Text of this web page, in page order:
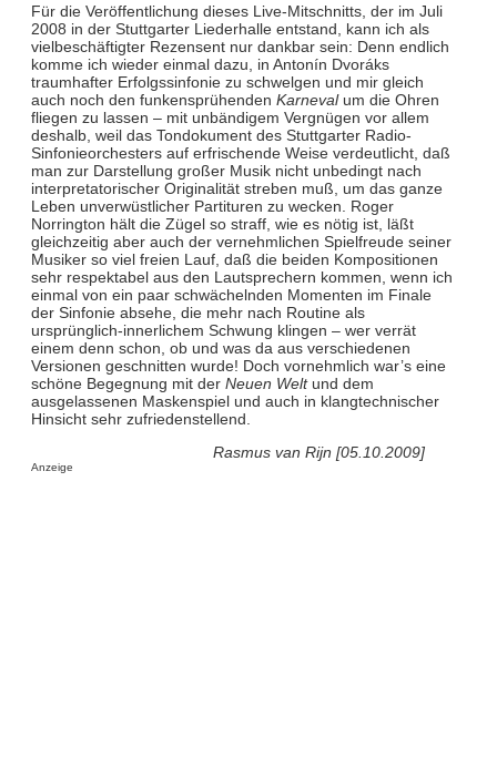
Für die Veröffentlichung dieses Live-Mitschnitts, der im Juli
2008 in der Stuttgarter Liederhalle entstand, kann ich als
vielbeschäftigter Rezensent nur dankbar sein: Denn endlich
komme ich wieder einmal dazu, in Antonín Dvoráks
traumhafter Erfolgssinfonie zu schwelgen und mir gleich
auch noch den funkensprühenden Karneval um die Ohren
fliegen zu lassen – mit unbändigem Vergnügen vor allem
deshalb, weil das Tondokument des Stuttgarter Radio-
Sinfonieorchesters auf erfrischende Weise verdeutlicht, daß
man zur Darstellung großer Musik nicht unbedingt nach
interpretatorischer Originalität streben muß, um das ganze
Leben unverwüstlicher Partituren zu wecken. Roger
Norrington hält die Zügel so straff, wie es nötig ist, läßt
gleichzeitig aber auch der vernehmlichen Spielfreude seiner
Musiker so viel freien Lauf, daß die beiden Kompositionen
sehr respektabel aus den Lautsprechern kommen, wenn ich
einmal von ein paar schwächelnden Momenten im Finale
der Sinfonie absehe, die mehr nach Routine als
ursprünglich-innerlichem Schwung klingen – wer verrät
einem denn schon, ob und was da aus verschiedenen
Versionen geschnitten wurde! Doch vornehmlich war’s eine
schöne Begegnung mit der Neuen Weltund dem
ausgelassenen Maskenspiel und auch in klangtechnischer
Hinsicht sehr zufriedenstellend.
Rasmus van Rijn [05.10.2009]
Anzeige